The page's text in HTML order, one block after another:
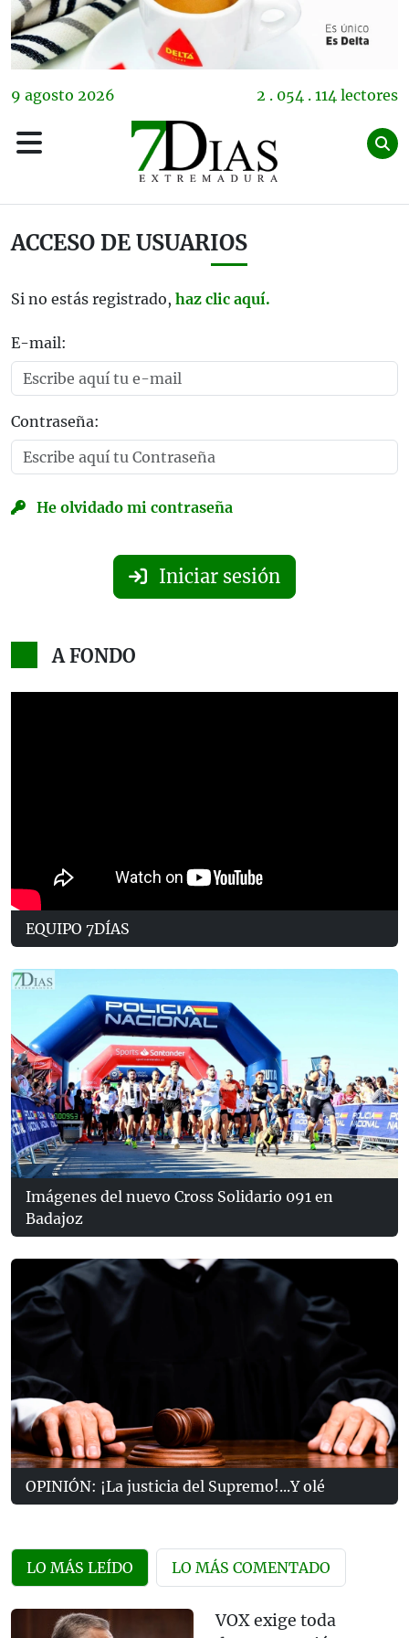
9 agosto 2026 2 . 054 . 114 lectores
ACCESO DE USUARIOS
Si no estás registrado, haz clic aquí.
E-mail:
Contraseña:
He olvidado mi contraseña
Iniciar sesión
A FONDO
EQUIPO 7DÍAS
Imágenes del nuevo Cross Solidario 091 en
Badajoz
OPINIÓN: ¡La justicia del Supremo!...Y olé
LO MÁS LEÍDO LO MÁS COMENTADO
VOX exige toda